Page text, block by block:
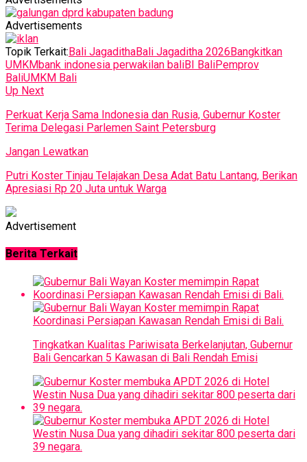
Advertisements
Topik Terkait:Bali JagadithaBali Jagaditha 2026Bangkitkan
UMKMbank indonesia perwakilan baliBI BaliPemprov
BaliUMKM Bali
Up Next
Perkuat Kerja Sama Indonesia dan Rusia, Gubernur Koster
Terima Delegasi Parlemen Saint Petersburg
Jangan Lewatkan
Putri Koster Tinjau Telajakan Desa Adat Batu Lantang, Berikan
Apresiasi Rp 20 Juta untuk Warga
Advertisement
Berita Terkait
Tingkatkan Kualitas Pariwisata Berkelanjutan, Gubernur
Bali Gencarkan 5 Kawasan di Bali Rendah Emisi